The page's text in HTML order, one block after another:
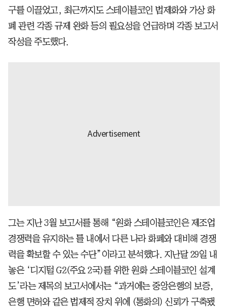
구를 이끌었고, 최근까지도 스테이블코인 법제화와 가상 화
폐 관련 각종 규제 완화 등의 필요성을 언급하며 각종 보고서
작성을 주도했다.
그는 지난 3월 보고서를 통해 “원화 스테이블코인은 제조업
경쟁력을 유지하는 틀 내에서 다른 나라 화폐와 대비해 경쟁
력을 확보할 수 있는 수단”이라고 분석했다. 지난달 29일 내
놓은 ‘디지털 G2(주요 2국)를 위한 원화 스테이블코인 설계
도’라는 제목의 보고서에서는 “과거에는 중앙은행의 보증,
은행 면허와 같은 법제적 장치 위에 (통화의) 신뢰가 구축됐